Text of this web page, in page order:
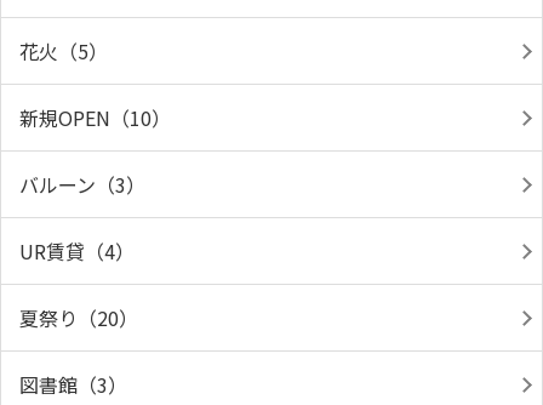
花火（5）
新規OPEN（10）
バルーン（3）
UR賃貸（4）
夏祭り（20）
図書館（3）